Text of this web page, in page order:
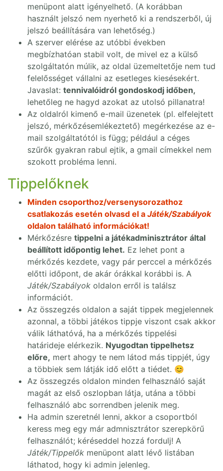
menüpont alatt igényelhető. (A korábban
használt jelszó nem nyerhető ki a rendszerből, új
jelszó beállítására van lehetőség.)
A szerver elérése az utóbbi években
megbízhatóan stabil volt, de mivel ez a külső
szolgáltatón múlik, az oldal üzemeltetője nem tud
felelősséget vállalni az esetleges kiesésekért.
Javaslat: tennivalóidról gondoskodj időben,
lehetőleg ne hagyd azokat az utolsó pillanatra!
Az oldalról kimenő e-mail üzenetek (pl. elfelejtett
jelszó, mérkőzésemlékeztető) megérkezése az e-
mail szolgáltatótól is függ; például a céges
szűrők gyakran rabul ejtik, a gmail címekkel nem
szokott probléma lenni.
Tippelőknek
Minden csoporthoz/versenysorozathoz
csatlakozás esetén olvasd el a Játék/Szabályok
oldalon található információkat!
Mérkőzésre tippelni a játékadminisztrátor által
beállított időpontig lehet. Ez lehet pont a
mérkőzés kezdete, vagy pár perccel a mérkőzés
előtti időpont, de akár órákkal korábbi is. A
Játék/Szabályok oldalon erről is találsz
információt.
Az összegzés oldalon a saját tippek megjelennek
azonnal, a többi játékos tippje viszont csak akkor
válik láthatóvá, ha a mérkőzés tippelési
határideje elérkezik. Nyugodtan tippelhetsz
előre, mert ahogy te nem látod más tippjét, úgy
a többiek sem látják idő előtt a tiédet. 😊
Az összegzés oldalon minden felhasználó saját
magát az első oszlopban látja, utána a többi
felhasználó abc sorrendben jelenik meg.
Ha admin szeretnél lenni, akkor a csoportból
keress meg egy már admnisztrátor szerepkörű
felhasználót; kéréseddel hozzá fordulj! A
Játék/Tippelők menüpont alatt lévő listában
láthatod, hogy ki admin jelenleg.